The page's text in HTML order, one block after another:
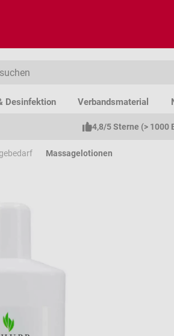
Desinfektion Verbandsmaterial
4,8/5 Sterne (> 1000
Massagelotionen